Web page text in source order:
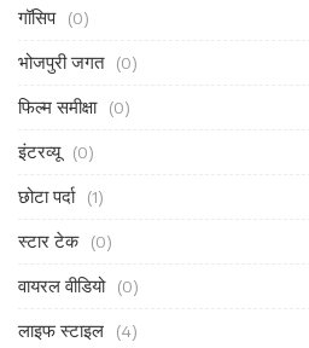
गॉसिप (0)
भोजपुरी जगत (0)
फिल्म समीक्षा (0)
इंटरव्यू (0)
छोटा पर्दा (1)
स्टार टेक (0)
वायरल वीडियो (0)
लाइफ स्टाइल (4)